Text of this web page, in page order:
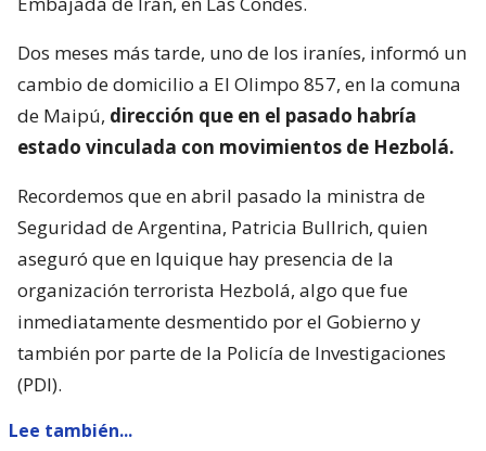
Dos meses más tarde, uno de los iraníes, informó un
cambio de domicilio a El Olimpo 857, en la comuna
de Maipú, dirección que en el pasado habría
estado vinculada con movimientos de Hezbolá.
Recordemos que en abril pasado la ministra de
Seguridad de Argentina, Patricia Bullrich, quien
aseguró que en Iquique hay presencia de la
organización terrorista Hezbolá, algo que fue
inmediatamente desmentido por el Gobierno y
también por parte de la Policía de Investigaciones
(PDI).
Lee también...